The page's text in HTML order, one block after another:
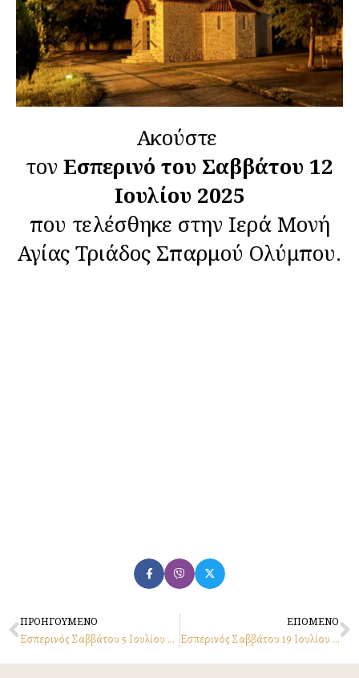
Ακούστε
τον Εσπερινό του Σαββάτου 12
Ιουλίου 2025
που τελέσθηκε στην Ιερά Μονή
Αγίας Τριάδος Σπαρμού Ολύμπου.
Prev
ΠΡΟΗΓΟΥΜΕΝΟ
Εσπερινός Σαββάτου 5 Ιουλίου 2025
ΕΠΟΜΕΝΟ
Εσπερινός Σαββάτου 19 Ιουλίου 2025